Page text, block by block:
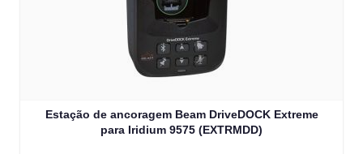
Estação de ancoragem Beam DriveDOCK Extreme
para Iridium 9575 (EXTRMDD)